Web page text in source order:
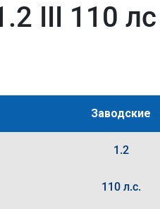
III 110
Заводские
1.2
110 л.с.